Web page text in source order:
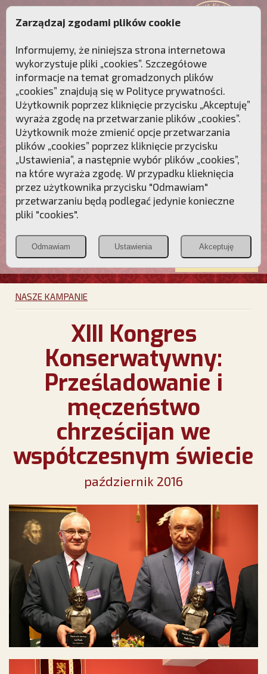
Przebudźmy sumienia Polaków!
Polonia
Christiana
PCh24.pl
Przymierze
POZNAJ APOSTOLAT FATIMY WESPRZYJ
NAS
NASZE KAMPANIE
XIII Kongres
Konserwatywny:
Prześladowanie i
męczeństwo
chrześcijan we
współczesnym świecie
październik 2016
Zarządzaj zgodami plików cookie
Informujemy, że niniejsza strona internetowa
wykorzystuje pliki „cookies”. Szczegółowe
informacje na temat gromadzonych plików
„cookies” znajdują się w Polityce prywatności.
Użytkownik poprzez kliknięcie przycisku „Akceptuję”
wyraża zgodę na przetwarzanie plików „cookies”.
Użytkownik może zmienić opcje przetwarzania
plików „cookies” poprzez kliknięcie przycisku
„Ustawienia”, a następnie wybór plików „cookies”,
na które wyraża zgodę. W przypadku klieknięcia
przez użytkownika przycisku "Odmawiam"
przetwarzaniu będą podlegać jedynie konieczne
pliki "cookies".
Odmawiam Ustawienia Akceptuję